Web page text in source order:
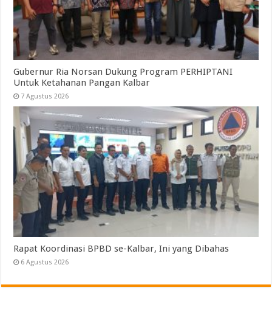
Gubernur Ria Norsan Dukung Program PERHIPTANI
Untuk Ketahanan Pangan Kalbar
7 Agustus 2026
Rapat Koordinasi BPBD se-Kalbar, Ini yang Dibahas
6 Agustus 2026